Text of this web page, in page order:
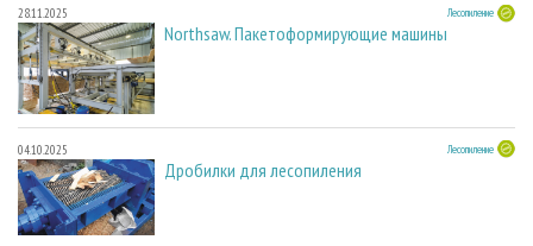
28.11.2025 Лесопиление
Northsaw. Пакетоформирующие машины
04.10.2025 Лесопиление
Дробилки для лесопиления